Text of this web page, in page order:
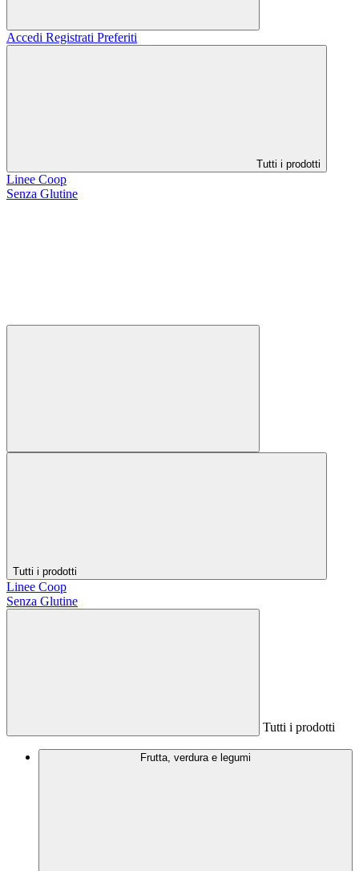
Accedi Registrati Preferiti
Tutti i prodotti
Linee Coop
Senza Glutine
Tutti i prodotti
Linee Coop
Senza Glutine
Tutti i prodotti
Frutta, verdura e legumi